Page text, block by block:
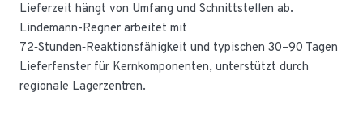
Lieferzeit hängt von Umfang und Schnittstellen ab.
Lindemann-Regner arbeitet mit
72‑Stunden‑Reaktionsfähigkeit und typischen 30–90 Tagen
Lieferfenster für Kernkomponenten, unterstützt durch
regionale Lagerzentren.